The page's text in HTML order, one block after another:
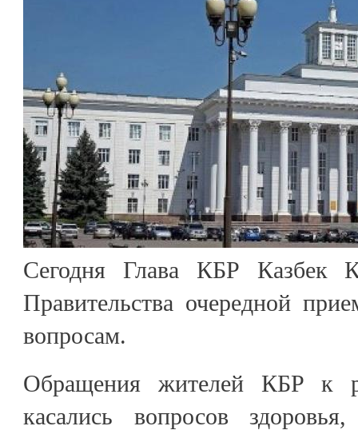
Сегодня Глава КБР Казбек
Правительства очередной
вопросам.
Обращения жителей КБР к
касались вопросов